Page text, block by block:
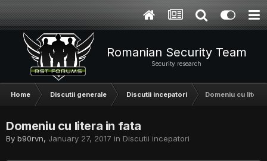
Romanian Security Team
Security research
Home Discutii generale Discutii incepatori Domeniu cu litera
Domeniu cu litera in fata
By b90rvn, January 27, 2017 in Discutii incepatori